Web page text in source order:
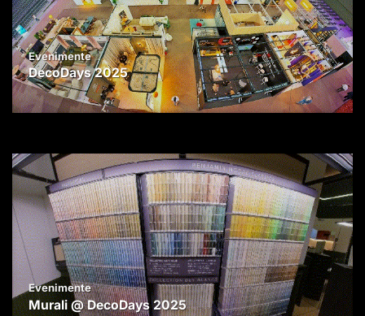
Evenimente
DecoDays 2025
Evenimente
Murali @ DecoDays 2025